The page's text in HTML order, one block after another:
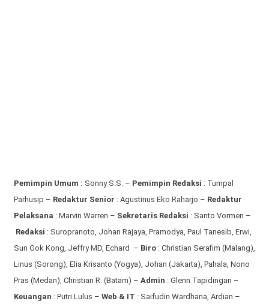
Pemimpin Umum : Sonny S.S. – Pemimpin Redaksi : Tumpal
Parhusip – Redaktur Senior : Agustinus Eko Raharjo – Redaktur
Pelaksana : Marvin Warren – Sekretaris Redaksi : Santo Vormen –
Redaksi : Suropranoto, Johan Rajaya, Pramodya, Paul Tanesib, Erwi,
Sun Gok Kong, Jeffry MD, Echard – Biro: Christian Serafim (Malang),
Linus (Sorong), Elia Krisanto (Yogya), Johan (Jakarta), Pahala, Nono
Pras (Medan), Christian R. (Batam) – Admin : Glenn Tapidingan –
Keuangan : Putri Lulus – Web & IT : Saifudin Wardhana, Ardian –